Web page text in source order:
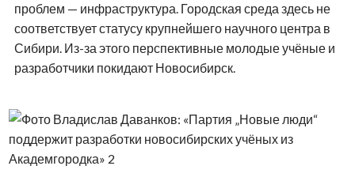
проблем — инфраструктура. Городская среда здесь не
соответствует статусу крупнейшего научного центра в
Сибири. Из-за этого перспективные молодые учёные и
разработчики покидают Новосибирск.